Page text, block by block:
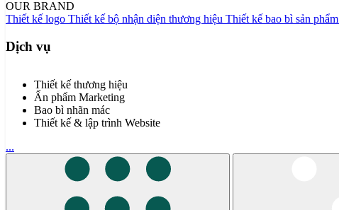
OUR BRAND
Thiết kế logo Thiết kế bộ nhận diện thương hiệu Thiết kế bao bì sản phẩm
Dịch vụ
Thiết kế thương hiệu
Ấn phẩm Marketing
Bao bì nhãn mác
Thiết kế & lập trình Website
...